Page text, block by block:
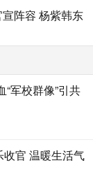
小鱼（李一桐 饰）
付霸气狠绝的“卷
设计和伤害的悲
命运抗争的改命
娶宋一梦的大婚
场面。而宋一梦与
二选一”的残酷抉
阵容 杨紫韩东
“军校群像”引共
官 温暖生活气